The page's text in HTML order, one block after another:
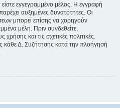
εγγεγραμμένο μέλος. Η εγγραφή
αυξημένες δυνατότητες. Οι
μπορεί επίσης να χορηγούν
μέλη. Πριν συνδεθείτε,
χρήσης και τις σχετικές πολιτικές.
κάθε Δ. Συζήτησης κατά την πλοήγησή